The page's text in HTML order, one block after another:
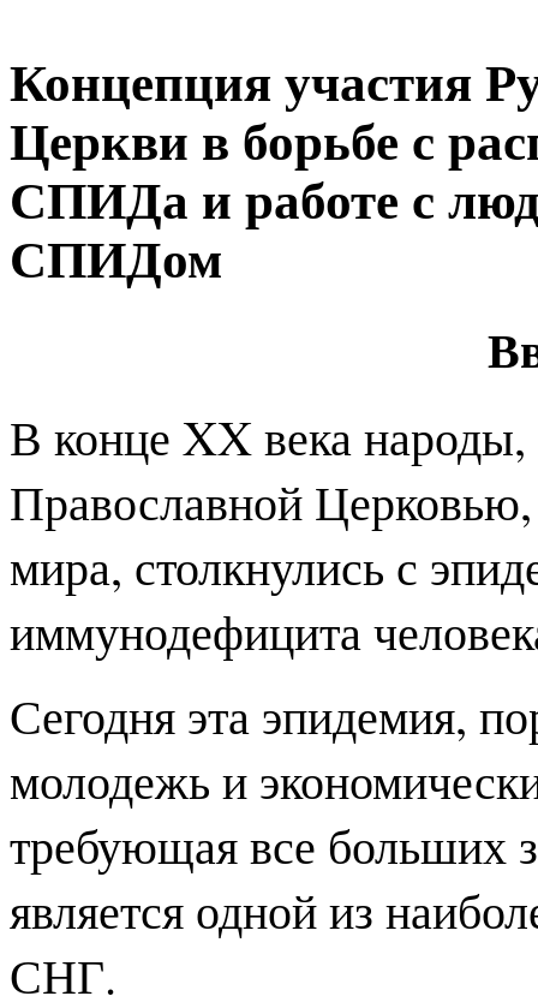
Концепция участия
Церкви в борьбе с
СПИДа и работе с
СПИДом
В конце XX века
Православной
мира, столкнулись с
иммунодефицита
Сегодня эта эпидемия,
молодежь и
требующая все больших
является одной из
СНГ.